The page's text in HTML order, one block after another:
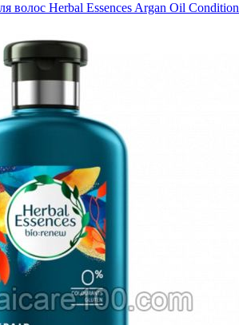
волос Herbal Essences Argan Oil